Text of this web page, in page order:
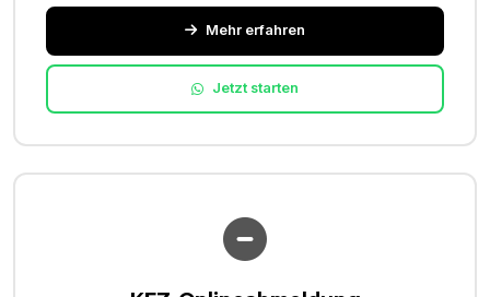
Mehr erfahren
Jetzt starten